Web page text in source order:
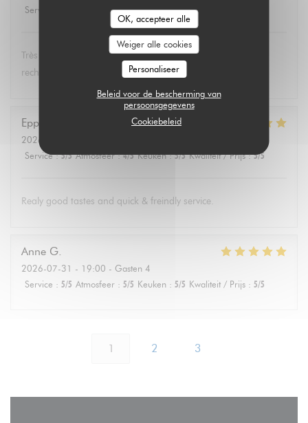
OK, accepteer alle
Weiger alle cookies
Personaliseer
Beleid voor de bescherming van
persoonsgegevens
Cookiebeleid
Service
Atmosfeer: 5/5 Keuken: 5/5 Kwaliteit / Prijs
Très bon et service très agréable. Même mon père (qui
rechigne un peu sur le vegan) a adoré les lasagnes !
Eppo
2026-08-01
Service: 5/5 Atmosfeer: 4/5 Keuken: 5/5 Kwaliteit / Prijs: 5/5
Realy good tastes and quick & freindly service.
Anne G
2026-07-31 - 19:00 - Gasten 4
Service : 5/5 Atmosfeer : 5/5 Keuken : 5/5 Kwaliteit / Prijs : 5/5
1 2 3